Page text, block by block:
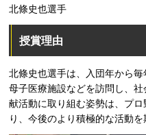
北條史也選手
授賞理由
北條史也選手は、入団年から
母子医療施設などを訪問し、
献活動に取り組む姿勢は、プ
り、今後のより積極的な活動を